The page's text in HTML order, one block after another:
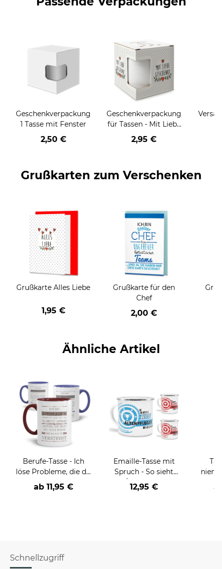
Geschenkverpackung
1 Tasse mit Fenster
2,50 €
Geschenkverpackung
für Tassen - Mit Liebe
geschenkt
2,95 €
Grußkarten zum Verschenken
Grußkarte Alles Liebe
1,95 €
Grußkarte für den
Chef
2,00 €
Ähnliche Artikel
Berufe-Tasse - Ich
löse Probleme, die du
nicht verstehst -
verschiedene Berufe
ab 11,95 €
Emaille-Tasse mit
Spruch - So sieht
der/die beste - Ihr
Beruf - aus
12,95 €
Schnellzugriff